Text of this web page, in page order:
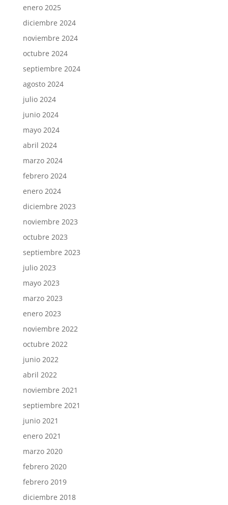
enero 2025
diciembre 2024
noviembre 2024
octubre 2024
septiembre 2024
agosto 2024
julio 2024
junio 2024
mayo 2024
abril 2024
marzo 2024
febrero 2024
enero 2024
diciembre 2023
noviembre 2023
octubre 2023
septiembre 2023
julio 2023
mayo 2023
marzo 2023
enero 2023
noviembre 2022
octubre 2022
junio 2022
abril 2022
noviembre 2021
septiembre 2021
junio 2021
enero 2021
marzo 2020
febrero 2020
febrero 2019
diciembre 2018